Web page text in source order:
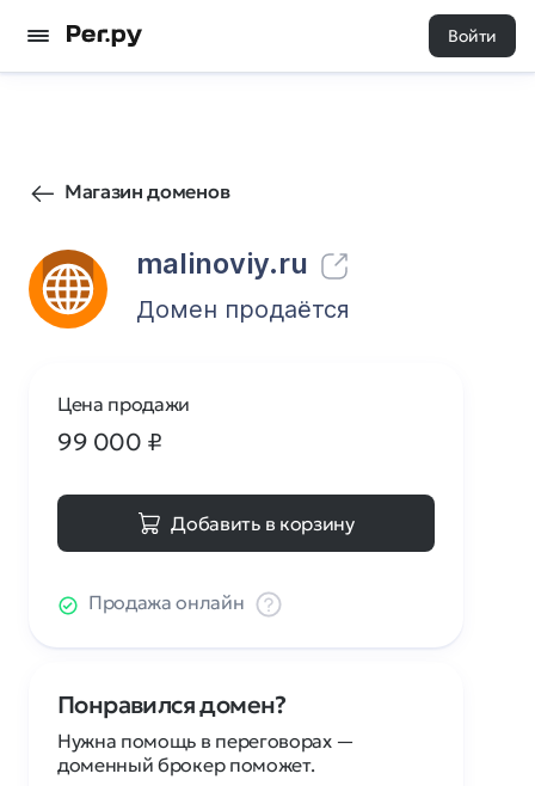
Войти
Магазин доменов
malinoviy.ru
8 0
Домен продаётся
Цена продажи
99 000 ₽
Добавить в корзину
Продажа онлайн
Понравился домен?
Нужна помощь в переговорах —
доменный брокер поможет.